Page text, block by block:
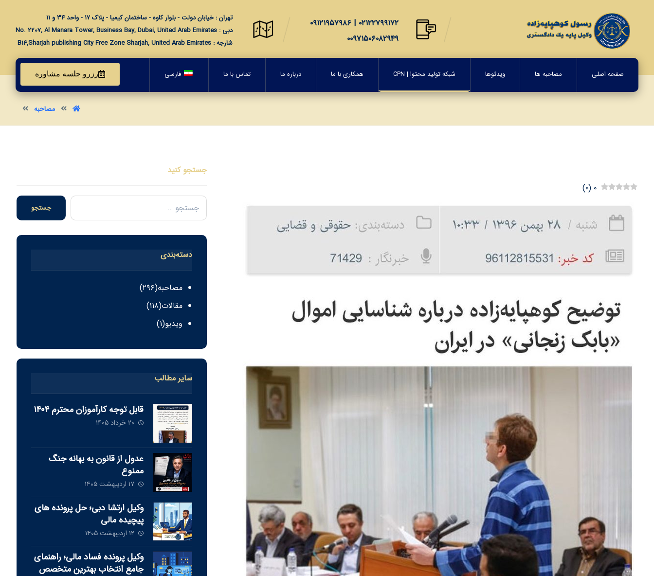
تهران : خیابان دولت - بلوار کاوه - ساختمان کیمیا - پلاک ۱۷ - واحد ۳۴ و ۱۱
دبی : No. 2207, Al Manara Tower, Business Bay, Dubai, United Arab Emirates
شارجه : B14,Sharjah publishing City Free Zone Sharjah, United Arab Emirates
۰۲۱۲۲۷۹۹۱۷۲ | ۰۹۱۲۱۹۵۷۹۸۶
۰۰۹۷۱۵۰۶۰۸۲۹۴۹
صفحه اصلی مصاحبه ها ویدئوها شبکه تولید محتوا | CPN همکاری با ما درباره ما تماس با ما فارسی رزرو جلسه مشاوره
مصاحبه
۰ (۰)
جستجو کنید
جستجو
دسته‌بندی
مصاحبه(۲۹۶)
مقالات(۱۱۸)
ویدیو(۱)
سایر مطالب
قابل توجه كارآموزان محترم ١٤٠٤
۲۰ خرداد ۱۴۰۵
عدول از قانون به بهانه جنگ
ممنوع
۱۷ اردیبهشت ۱۴۰۵
وکیل ارتشا دبی؛ حل پرونده های
پیچیده مالی
۱۲ اردیبهشت ۱۴۰۵
وکیل پرونده فساد مالی؛ راهنمای
جامع انتخاب بهترین متخصص